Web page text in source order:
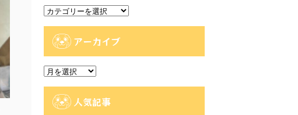
カ
アーカイブ
ア
人気記事